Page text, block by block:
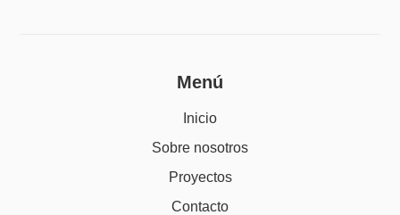
Menú
Inicio
Sobre nosotros
Proyectos
Contacto